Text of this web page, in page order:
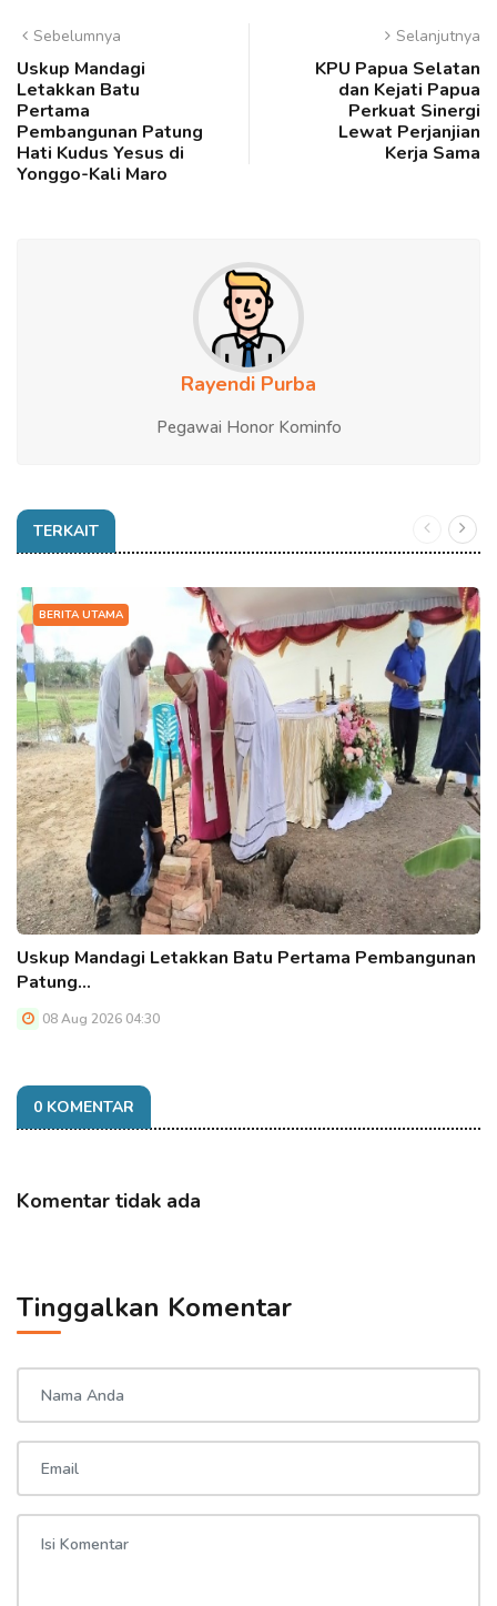
Sebelumnya
Uskup Mandagi
Letakkan Batu
Pertama
Pembangunan Patung
Hati Kudus Yesus di
Yonggo-Kali Maro
Selanjutnya
KPU Papua Selatan
dan Kejati Papua
Perkuat Sinergi
Lewat Perjanjian
Kerja Sama
Rayendi Purba
Pegawai Honor Kominfo
TERKAIT
BERITA UTAMA
Uskup Mandagi Letakkan Batu Pertama Pembangunan
Patung…
08 Aug 2026 04:30
0 KOMENTAR
Komentar tidak ada
Tinggalkan Komentar